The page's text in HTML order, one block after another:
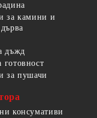
за камини и
дъжд
за пушачи
консумативи